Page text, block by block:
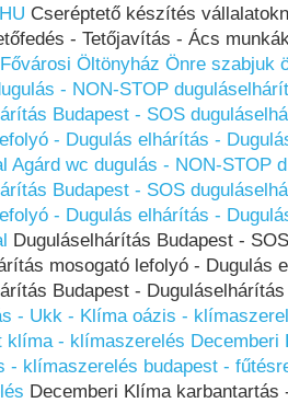
Cseréptető készítés
- Tetőjavítás - Ács
Öltönyház Önre szabjuk
- NON-STOP
Budapest - SOS
- Dugulás elhárítás -
Agárd wc dugulás - NON-STOP
Budapest - SOS
- Dugulás elhárítás -
Duguláselhárítás Budapest -
mosogató lefolyó - Dugulás
Budapest -
- Ukk - Klíma oázis -
klíma - klímaszerelés Decemberi
- klímaszerelés budapest -
Decemberi Klíma